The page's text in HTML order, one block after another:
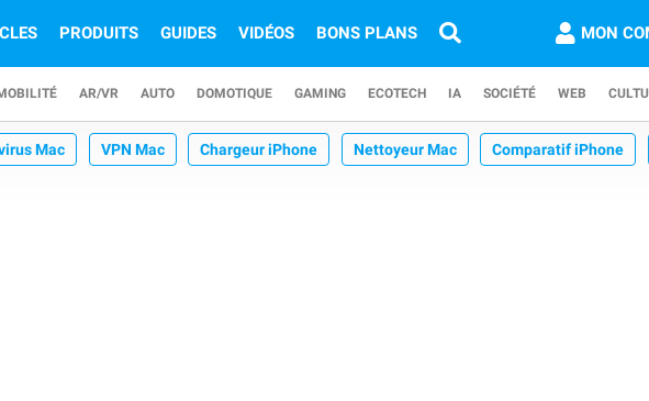
PRODUITS GUIDES VIDÉOS BONS PLANS MON
AR/VR AUTO DOMOTIQUE GAMING ECOTECH IA SOCIÉTÉ WEB
Mac VPN Mac Chargeur iPhone Nettoyeur Mac Comparatif iPhone